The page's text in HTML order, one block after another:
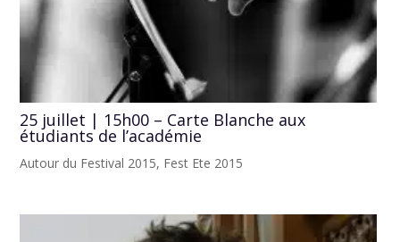
25 juillet | 15h00 – Carte Blanche aux
étudiants de l’académie
Autour du Festival 2015, Fest Ete 2015